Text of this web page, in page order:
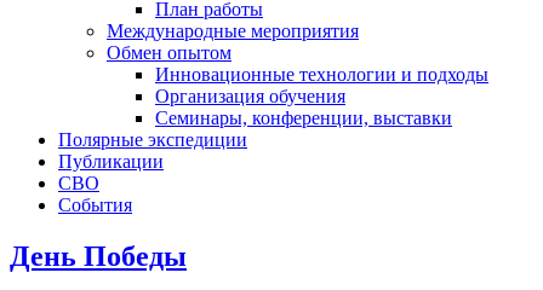
План работы
Международные мероприятия
Обмен опытом
Инновационные технологии и подходы
Организация обучения
Семинары, конференции, выставки
Полярные экспедиции
Публикации
СВО
События
День Победы